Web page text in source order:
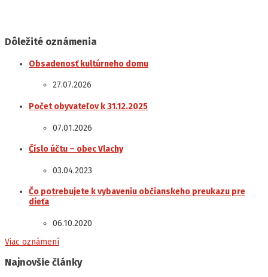
Dôležité oznámenia
Obsadenosť kultúrneho domu
27.07.2026
Počet obyvateľov k 31.12.2025
07.01.2026
Číslo účtu – obec Vlachy
03.04.2023
Čo potrebujete k vybaveniu občianskeho preukazu pre
dieťa
06.10.2020
Viac oznámení
Najnovšie články